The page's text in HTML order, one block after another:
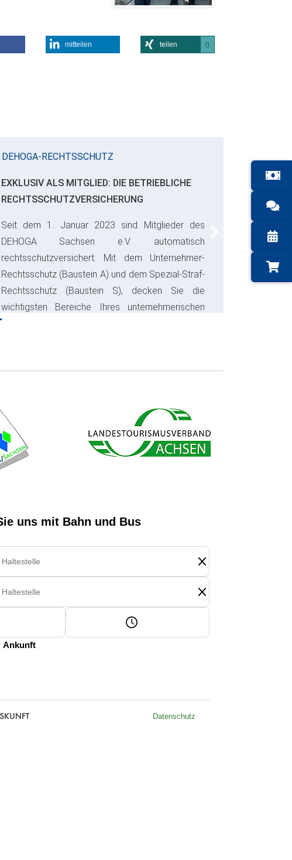
mitteilen teilen 0
DEHOGA-RECHTSSCHUTZ
EXKLUSIV ALS MITGLIED: DIE BETRIEBLICHE
RECHTSSCHUTZVERSICHERUNG
Seit dem 1. Januar 2023 sind Mitglieder des
DEHOGA Sachsen e.V. automatisch
rechtsschutzversichert. Mit dem Unternehmer-
Rechtsschutz (Baustein A) und dem Spezial-Straf-
Rechtsschutz (Baustein S), decken Sie die
wichtigsten Bereiche Ihres unternehmerischen
Risikos ab und sparen bares Geld.